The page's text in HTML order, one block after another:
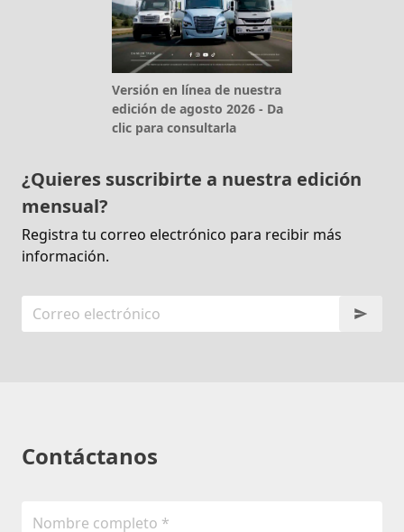
Versión en línea de nuestra
edición de agosto 2026 - Da
clic para consultarla
¿Quieres suscribirte a nuestra edición
mensual?
Registra tu correo electrónico para recibir más
información.
Contáctanos